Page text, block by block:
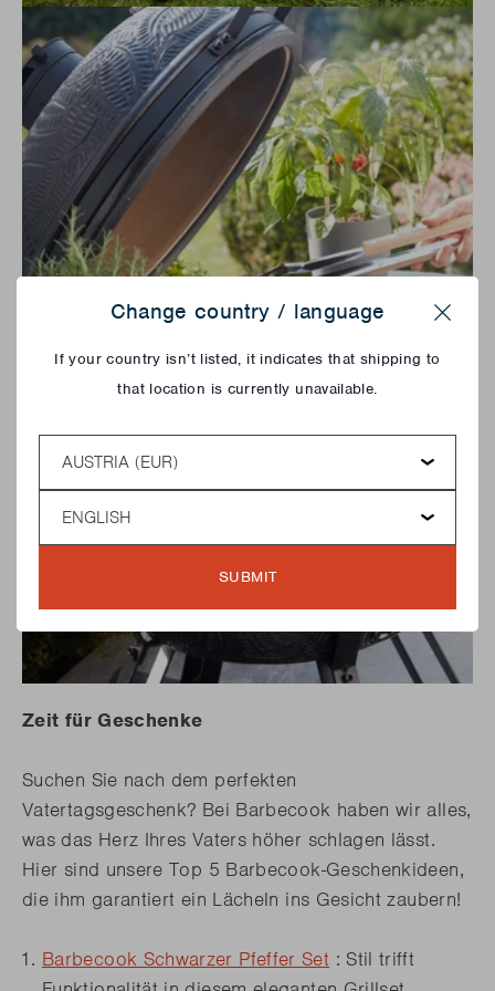
Zeit für Geschenke
Suchen Sie nach dem perfekten
Vatertagsgeschenk? Bei Barbecook haben wir alles,
was das Herz Ihres Vaters höher schlagen lässt.
Hier sind unsere Top 5 Barbecook-Geschenkideen,
die ihm garantiert ein Lächeln ins Gesicht zaubern!
Barbecook Schwarzer Pfeffer Set : Stil trifft
Change country / language
If your country isn’t listed, it indicates that shipping to
that location is currently unavailable.
Country
Language
SUBMIT